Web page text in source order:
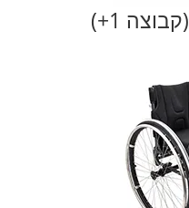
1+)